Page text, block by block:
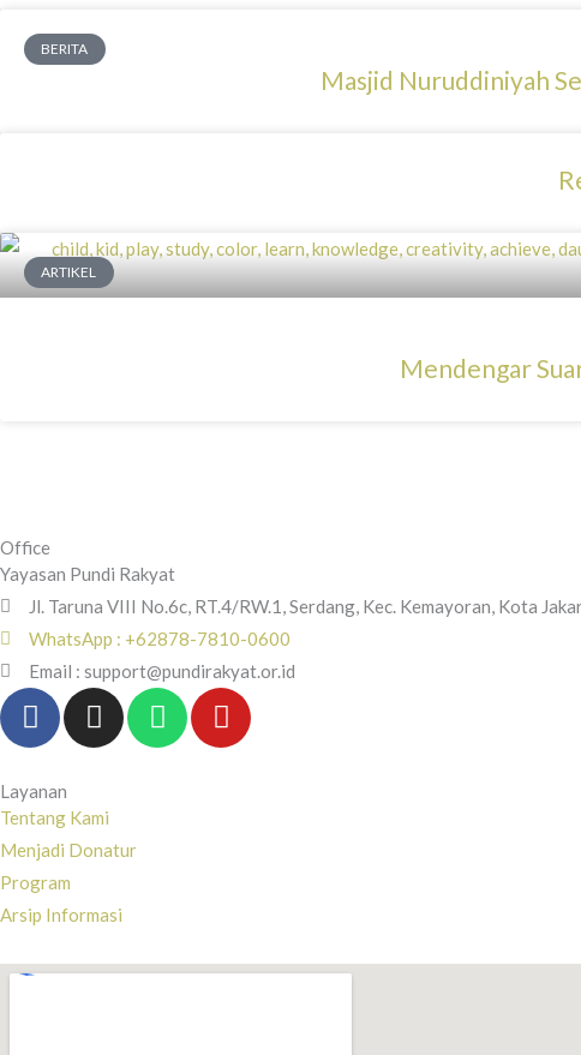
BERITA
Masjid Nuruddiniyah
ARTIKEL
Mendengar
Office
Yayasan Pundi Rakyat
Jl. Taruna VIII No.6c, RT.4/RW.1, Serdang, Kec. Kemayoran, Kota
WhatsApp : +62878-7810-0600
Email : support@pundirakyat.or.id
F
a
e
b
o
o
k
f
I
n
a
g
a
W
h
Y
o
Layanan
Tentang Kami
Menjadi Donatur
Program
Arsip Informasi